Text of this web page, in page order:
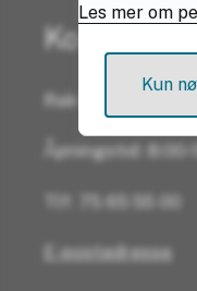
Rektor: Mette
Åpningstid: 8:00-
Tlf: 75 65 55 00
E-postadresse
Les mer om
Kun